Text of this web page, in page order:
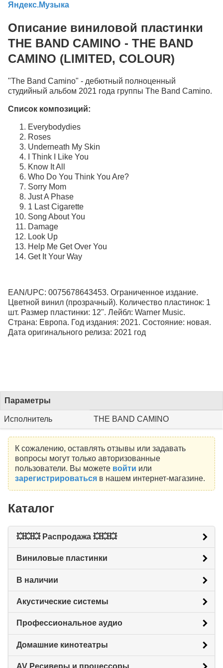
Яндекс.Музыка
Описание виниловой пластинки
THE BAND CAMINO - THE BAND
CAMINO (LIMITED, COLOUR)
"The Band Camino" - дебютный полноценный
студийный альбом 2021 года группы The Band Camino.
Список композиций:
Everybodydies
Roses
Underneath My Skin
I Think I Like You
Know It All
Who Do You Think You Are?
Sorry Mom
Just A Phase
1 Last Cigarette
Song About You
Damage
Look Up
Help Me Get Over You
Get It Your Way
EAN/UPC: 0075678643453. Ограниченное издание.
Цветной винил (прозрачный). Количество пластинок: 1
шт. Размер пластинки: 12". Лейбл: Warner Music.
Страна: Европа. Год издания: 2021. Состояние: новая.
Дата оригинального релиза: 2021 год
Параметры
Исполнитель THE BAND CAMINO
К сожалению, оставлять отзывы или задавать
вопросы могут только авторизованные
пользователи. Вы можете войти или
зарегистрироватьсяв нашем интернет-магазине.
Каталог
💥💥💥 Распродажа 💥💥💥
Виниловые пластинки
В наличии
Акустические системы
Профессиональное аудио
Домашние кинотеатры